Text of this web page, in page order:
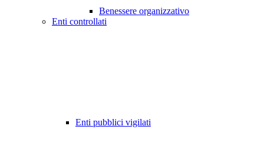
Benessere organizzativo
Enti controllati
Enti pubblici vigilati